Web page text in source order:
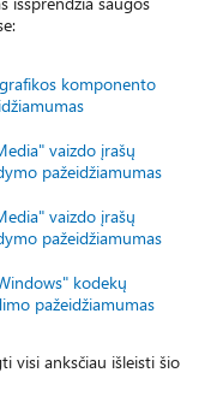
komponento
vaizdo įrašų
pažeidžiamumas
vaizdo įrašų
pažeidžiamumas
kodekų
pažeidžiamumas
visi anksčiau išleisti šio